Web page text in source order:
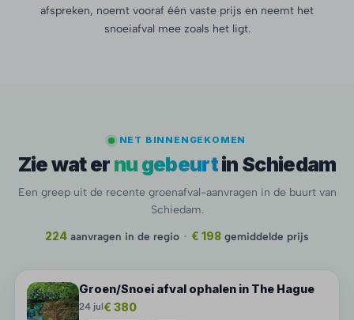
afspreken, noemt vooraf één vaste prijs en neemt het
snoeiafval mee zoals het ligt.
NET BINNENGEKOMEN
Zie wat er nu gebeurtin Schiedam
Een greep uit de recente groenafval-aanvragen in de buurt van
Schiedam.
224 aanvragen in de regio · € 198 gemiddelde prijs
Groen/Snoei afval ophalen in The Hague
24 jul€ 380